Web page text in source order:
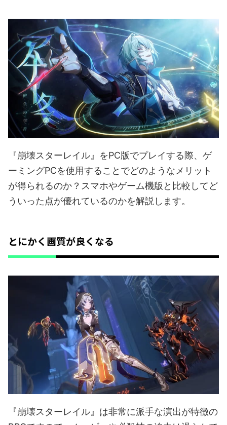
『崩壊スターレイル』をPC版でプレイする際、ゲ
ーミングPCを使用することでどのようなメリット
が得られるのか？スマホやゲーム機版と比較してど
ういった点が優れているのかを解説します。
とにかく画質が良くなる
『崩壊スターレイル』は非常に派手な演出が特徴の